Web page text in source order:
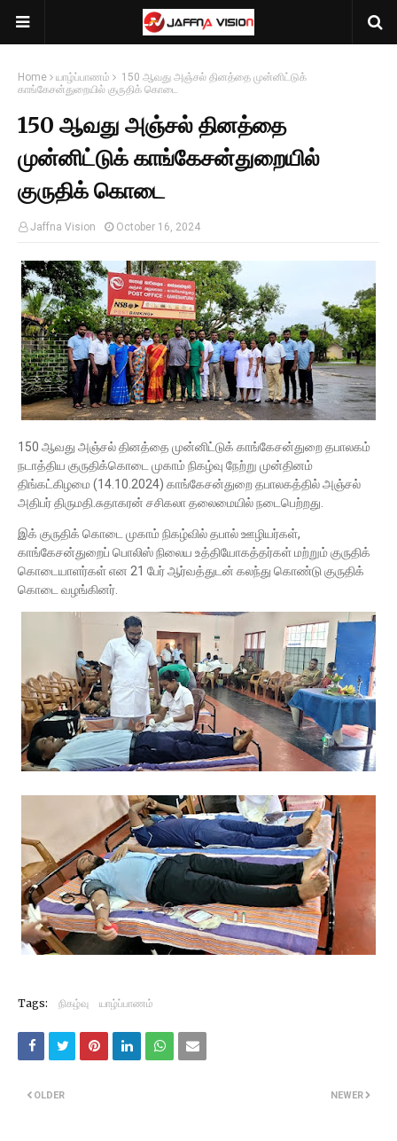
Home யாழ்ப்பாணம்
150 ஆவது அஞ்சல் தினத்தை முன்னிட்டுக்
காங்கேசன்துறையில் குருதிக் கொடை
150 ஆவது அஞ்சல் தினத்தை
முன்னிட்டுக் காங்கேசன்துறையில்
குருதிக் கொடை
Jaffna Vision October 16, 2024
150 ஆவது அஞ்சல் தினத்தை முன்னிட்டுக் காங்கேசன்துறை தபாலகம்
நடாத்திய குருதிக்கொடை முகாம் நிகழ்வு நேற்று முன்தினம்
திங்கட்கிழமை (14.10.2024) காங்கேசன்துறை தபாலகத்தில் அஞ்சல்
அதிபர் திருமதி.சுதாகரன் சசிகலா தலைமையில் நடைபெற்றது.
இக் குருதிக் கொடை முகாம் நிகழ்வில் தபால் ஊழியர்கள்,
காங்கேசன்துறைப் பொலிஸ் நிலைய உத்தியோகத்தர்கள் மற்றும் குருதிக்
கொடையாளர்கள் என 21 பேர் ஆர்வத்துடன் கலந்து கொண்டு குருதிக்
கொடை வழங்கினர்.
Tags: நிகழ்வு யாழ்ப்பாணம்
NEWER
OLDER